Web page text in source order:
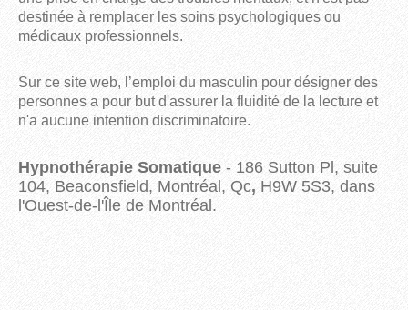
destinée à remplacer les soins psychologiques ou
médicaux professionnels.
Sur ce site web, l’emploi du masculin pour désigner des
personnes a pour but d'assurer la fluidité de la lecture et
n'a aucune intention discriminatoire.
Hypnothérapie Somatique - 186 Sutton Pl, suite
104, Beaconsfield, Montréal, Qc, H9W 5S3, dans
l'Ouest-de-l'Île de Montréal.